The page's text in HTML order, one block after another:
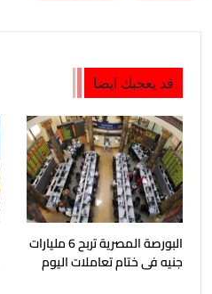
قد يعجبك ايضا
البورصة المصرية تربح 6 مليارات
جنيه فى ختام تعاملات اليوم